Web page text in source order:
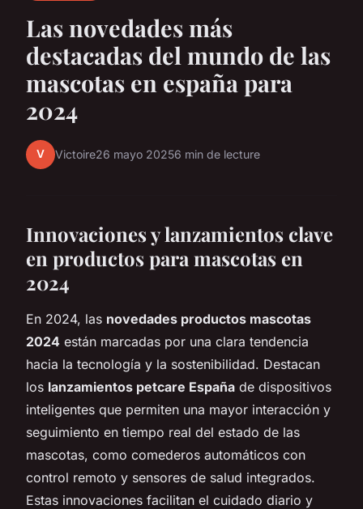
Las novedades más
destacadas del mundo de las
mascotas en españa para
2024
V Victoire26 mayo 20256 min de lecture
Innovaciones y lanzamientos clave
en productos para mascotas en
2024
En 2024, las novedades productos mascotas
2024 están marcadas por una clara tendencia
hacia la tecnología y la sostenibilidad. Destacan
los lanzamientos petcare España de dispositivos
inteligentes que permiten una mayor interacción y
seguimiento en tiempo real del estado de las
mascotas, como comederos automáticos con
control remoto y sensores de salud integrados.
Estas innovaciones facilitan el cuidado diario y